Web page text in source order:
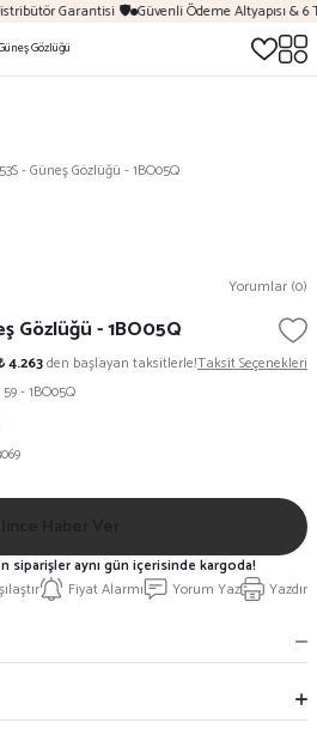
Garantisi 🛡️ Güvenli Ödeme Altyapısı & 6
- Güneş Gözlüğü - 1BO05Q
Yorumlar (0)
Gözlüğü - 1BO05Q
4.263den başlayan taksitlerle!Taksit Seçenekleri
- 1BO05Q
Fiyat Alarmı Yorum Yaz Yazdır
siparişler aynı gün içerisinde kargoda!